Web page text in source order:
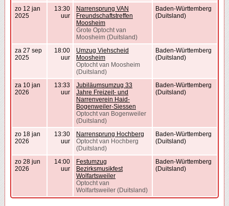
zo 12 jan
2025
13:30
uur
Narrensprung VAN
Freundschaftstreffen
Moosheim
Grote Optocht van
Moosheim (Duitsland)
Baden-Württemberg
(Duitsland)
za 27 sep
2025
18:00
uur
Umzug Viehscheid
Moosheim
Optocht van Moosheim
(Duitsland)
Baden-Württemberg
(Duitsland)
za 10 jan
2026
13:33
uur
Jubiläumsumzug 33
Jahre Freizeit- und
Narrenverein Haid-
Bogenweiler-Siessen
Optocht van Bogenweiler
(Duitsland)
Baden-Württemberg
(Duitsland)
zo 18 jan
2026
13:30
uur
Narrensprung Hochberg
Optocht van Hochberg
(Duitsland)
Baden-Württemberg
(Duitsland)
zo 28 jun
2026
14:00
uur
Festumzug
Bezirksmusikfest
Wolfartsweiler
Optocht van
Wolfartsweiler (Duitsland)
Baden-Württemberg
(Duitsland)